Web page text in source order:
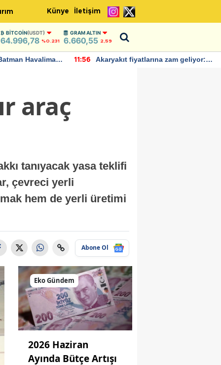
Künye İletişim
BITCOIN(USDT)
64.996,78 %0.231
GRAM ALTIN
6.660,55 2,59
Havalimanı
11:56
Akaryakıt fiyatlarına zam geliyor:
araç
tanıyacak yasa teklifi
çevreci yerli
hem de yerli üretimi
Abone Ol
Eko Gündem
2026 Haziran
Ayında Bütçe Artışı